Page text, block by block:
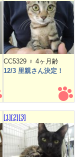
CC5329 ♀ 4ヶ月齢
12/3 里親さん決定！
[1] [2] [3]